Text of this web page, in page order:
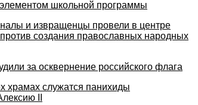
школьной программы
и извращенцы провели в центре
создания православных народных
за осквернение российского флага
храмах служатся панихиды
II